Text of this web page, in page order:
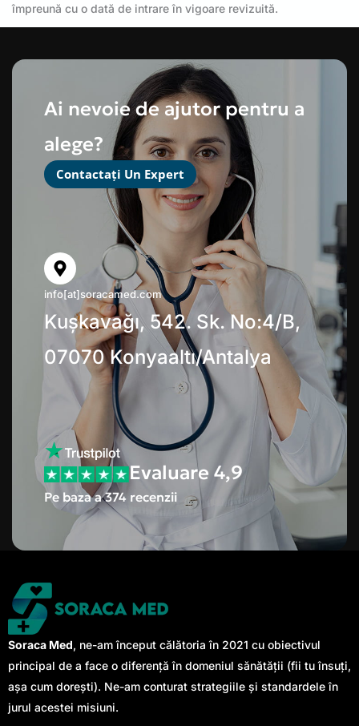
împreună cu o dată de intrare în vigoare revizuită.
Ai nevoie de ajutor pentru a
alege?
Contactați Un Expert
info[at]soracamed.com
Kuşkavağı, 542. Sk. No:4/B,
07070 Konyaaltı/Antalya
Evaluare 4,9
Pe baza a 374 recenzii
Soraca Med, ne-am început călătoria în 2021 cu obiectivul
principal de a face o diferență în domeniul sănătății (fii tu însuți,
așa cum dorești). Ne-am conturat strategiile și standardele în
jurul acestei misiuni.